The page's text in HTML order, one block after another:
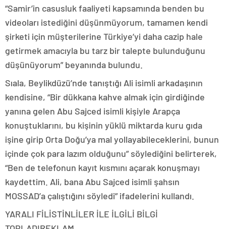
“Samir’in casusluk faaliyeti kapsamında benden bu
videoları istediğini düşünmüyorum, tamamen kendi
şirketi için müşterilerine Türkiye’yi daha cazip hale
getirmek amacıyla bu tarz bir talepte bulunduğunu
düşünüyorum” beyanında bulundu.
Sıala, Beylikdüzü’nde tanıştığı Ali isimli arkadaşının
kendisine, “Bir dükkana kahve almak için girdiğinde
yanına gelen Abu Sajced isimli kişiyle Arapça
konuştuklarını, bu kişinin yüklü miktarda kuru gıda
işine girip Orta Doğu’ya mal yollayabileceklerini, bunun
içinde çok para lazım olduğunu” söylediğini belirterek,
“Ben de telefonun kayıt kısmını açarak konuşmayı
kaydettim. Ali, bana Abu Sajced isimli şahsın
MOSSAD’a çalıştığını söyledi” ifadelerini kullandı.
YARALI FİLİSTİNLİLER İLE İLGİLİ BİLGİ